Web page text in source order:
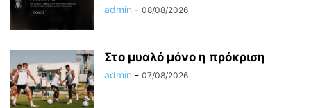
admin - 08/08/2026
Στο μυαλό μόνο η πρόκριση
admin - 07/08/2026